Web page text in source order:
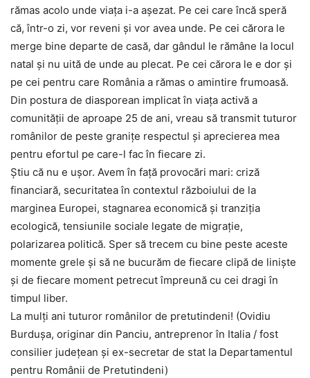
rămas acolo unde viața i-a așezat. Pe cei care încă speră
că, într-o zi, vor reveni și vor avea unde. Pe cei cărora le
merge bine departe de casă, dar gândul le rămâne la locul
natal și nu uită de unde au plecat. Pe cei cărora le e dor și
pe cei pentru care România a rămas o amintire frumoasă.
Din postura de diasporean implicat în viața activă a
comunității de aproape 25 de ani, vreau să transmit tuturor
românilor de peste granițe respectul și aprecierea mea
pentru efortul pe care-l fac în fiecare zi.
Știu că nu e ușor. Avem în față provocări mari: criză
financiară, securitatea în contextul războiului de la
marginea Europei, stagnarea economică și tranziția
ecologică, tensiunile sociale legate de migrație,
polarizarea politică. Sper să trecem cu bine peste aceste
momente grele și să ne bucurăm de fiecare clipă de liniște
și de fiecare moment petrecut împreună cu cei dragi în
timpul liber.
La mulți ani tuturor românilor de pretutindeni! (Ovidiu
Burdușa, originar din Panciu, antreprenor în Italia / fost
consilier județean și ex-secretar de stat la Departamentul
pentru Românii de Pretutindeni)